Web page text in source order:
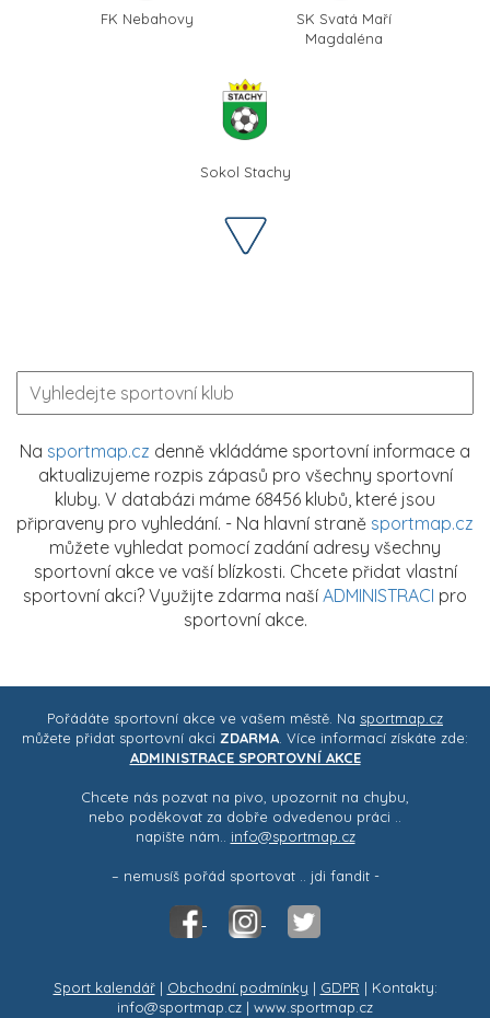
FK Nebahovy
SK Svatá Maří
Magdaléna
Sokol Stachy
Na sportmap.cz denně vkládáme sportovní informace a
aktualizujeme rozpis zápasů pro všechny sportovní
kluby. V databázi máme 68456 klubů, které jsou
připraveny pro vyhledání. - Na hlavní straně sportmap.cz
můžete vyhledat pomocí zadání adresy všechny
sportovní akce ve vaší blízkosti. Chcete přidat vlastní
sportovní akci? Využijte zdarma naší ADMINISTRACI pro
sportovní akce.
Pořádáte sportovní akce ve vašem městě. Na sportmap.cz
můžete přidat sportovní akci ZDARMA . Více informací získáte zde:
ADMINISTRACE SPORTOVNÍ AKCE
Chcete nás pozvat na pivo, upozornit na chybu,
nebo poděkovat za dobře odvedenou práci ..
napište nám.. info@sportmap.cz
– nemusíš pořád sportovat .. jdi fandit -
Sport kalendář| Obchodní podmínky | GDPR | Kontakty:
info@sportmap.cz | www.sportmap.cz